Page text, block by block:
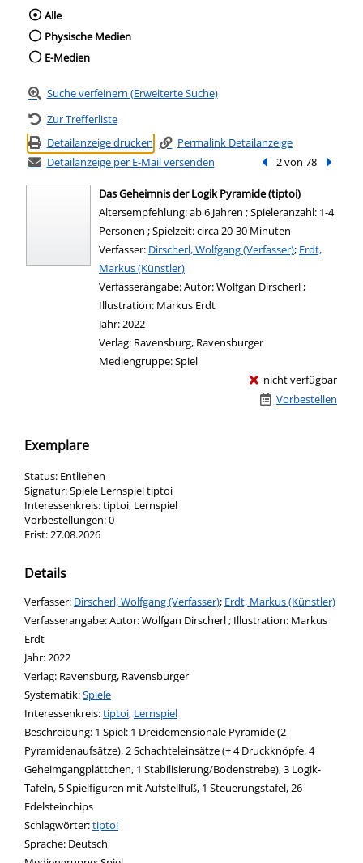
Wählen Sie die Medienart nach der Sie
Alle
Physische Medien
E-Medien
Suche verfeinern (Erweiterte Suche)
Zur Trefferliste
Detailanzeige drucken
Permalink Detailanzeige
Detailanzeige per E-Mail versenden
Vorheriger Treffer
2 von 78
Das Geheimnis der Logik Pyramide (tiptoi)
Altersempfehlung: ab 6 Jahren ; Spieleranzahl: 1-4
Personen ; Spielzeit: circa 20-30 Minuten
Verfasser: Suche nach diesem Verfasser
Dirscherl, Wolfgang (Verfasser); Erdt,
Markus (Künstler)
Verfasserangabe:Autor: Wolfgan Dirscherl ;
Illustration: Markus Erdt
Jahr:2022
Verlag: Ravensburg, Ravensburger
Mediengruppe:Spiel
nicht verfügbar
Vorbestellen
Exemplare
Status: Entliehen
Signatur:Spiele Lernspiel tiptoi
Interessenkreis:tiptoi, Lernspiel
Vorbestellungen:0
Frist:27.08.2026
Details
Verfasser: Suche nach diesem Verfasser
Dirscherl, Wolfgang (Verfasser); Erdt, Markus (Künstler)
Verfasserangabe:Autor: Wolfgan Dirscherl ; Illustration: Markus
Erdt
Jahr:2022
Verlag: Ravensburg, Ravensburger
opens in new tab
Diesen Link in neuem Tab öffnen
Systematik:Suche nach dieser Systematik
Spiele
Interessenkreis:Suche nach diesem Interessenskreis
tiptoi, Lernspiel
Beschreibung: 1 Spiel: 1 Dreidemensionale Pyramide (2
Pyramidenaufsätze), 2 Schachteleinsätze (+ 4 Druckknöpfe, 4
Geheimgangplättchen, 1 Stabilisierung/Bodenstrebe), 3 Logik-
Tafeln, 5 Spielfiguren mit Aufstellfuß, 1 Steuerungstafel, 26
Edelsteinchips
Schlagwörter:tiptoi
Suche nach dieser Beteiligten Person
Sprache: Deutsch